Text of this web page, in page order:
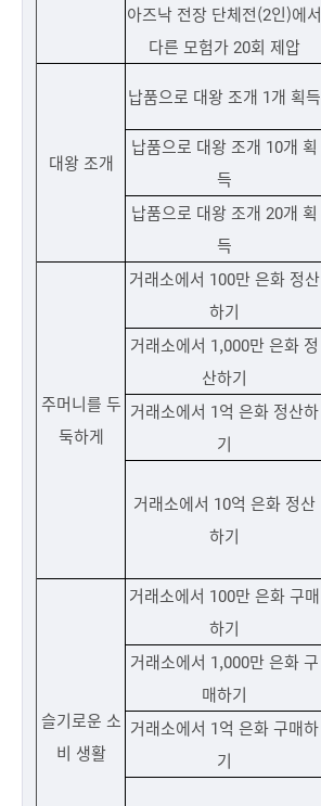
아즈낙 전장 단체전(2인)에서
다른 모험가 20회 제압
대왕 조개
납품으로 대왕 조개 1개 획득
납품으로 대왕 조개 10개 획
득
납품으로 대왕 조개 20개 획
득
주머니를 두
둑하게
거래소에서 100만 은화 정산
하기
거래소에서 1,000만 은화 정
산하기
거래소에서 1억 은화 정산하
기
거래소에서 10억 은화 정산
하기
슬기로운 소
비 생활
거래소에서 100만 은화 구매
하기
거래소에서 1,000만 은화 구
매하기
거래소에서 1억 은화 구매하
기